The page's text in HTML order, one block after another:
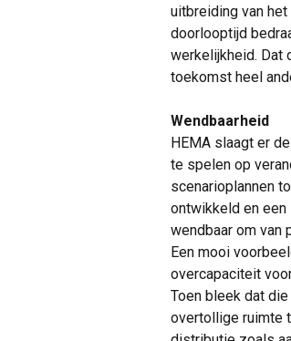
uitbreiding van
doorlooptijd
werkelijkheid. Dat
toekomst heel
Wendbaarheid
HEMA slaagt er
te spelen op
scenarioplannen
ontwikkeld en
wendbaar om van
Een mooi
overcapaciteit
Toen bleek dat
overtollige ruimte